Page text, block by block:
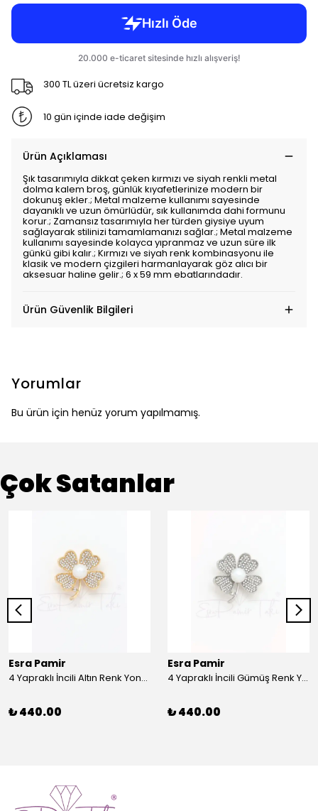
300 TL üzeri ücretsiz kargo
10 gün içinde iade değişim
Ürün Açıklaması
Şık tasarımıyla dikkat çeken kırmızı ve siyah renkli metal
dolma kalem broş, günlük kıyafetlerinize modern bir
dokunuş ekler.; Metal malzeme kullanımı sayesinde
dayanıklı ve uzun ömürlüdür, sık kullanımda dahi formunu
korur.; Zamansız tasarımıyla her türden giysiye uyum
sağlayarak stilinizi tamamlamanızı sağlar.; Metal malzeme
kullanımı sayesinde kolayca yıpranmaz ve uzun süre ilk
günkü gibi kalır.; Kırmızı ve siyah renk kombinasyonu ile
klasik ve modern çizgileri harmanlayarak göz alıcı bir
aksesuar haline gelir.; 6 x 59 mm ebatlarındadır.
Ürün Güvenlik Bilgileri
Yorumlar
Bu ürün için henüz yorum yapılmamış.
Çok Satanlar
Esra Pamir
4 Yapraklı İncili Altın Renk Yonca Broş
₺ 440.00
Esra Pamir
4 Yapraklı İncili Gümüş Renk Yonca Broş
₺ 440.00